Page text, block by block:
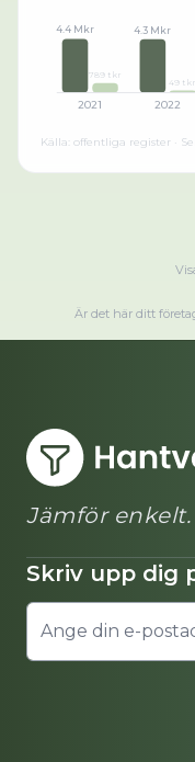
4.4 Mkr
789 tkr
2021
4.3 Mkr
49 tkr
2022
Källa: offentliga register ·
Är det här ditt
Jämför
Skriv upp dig